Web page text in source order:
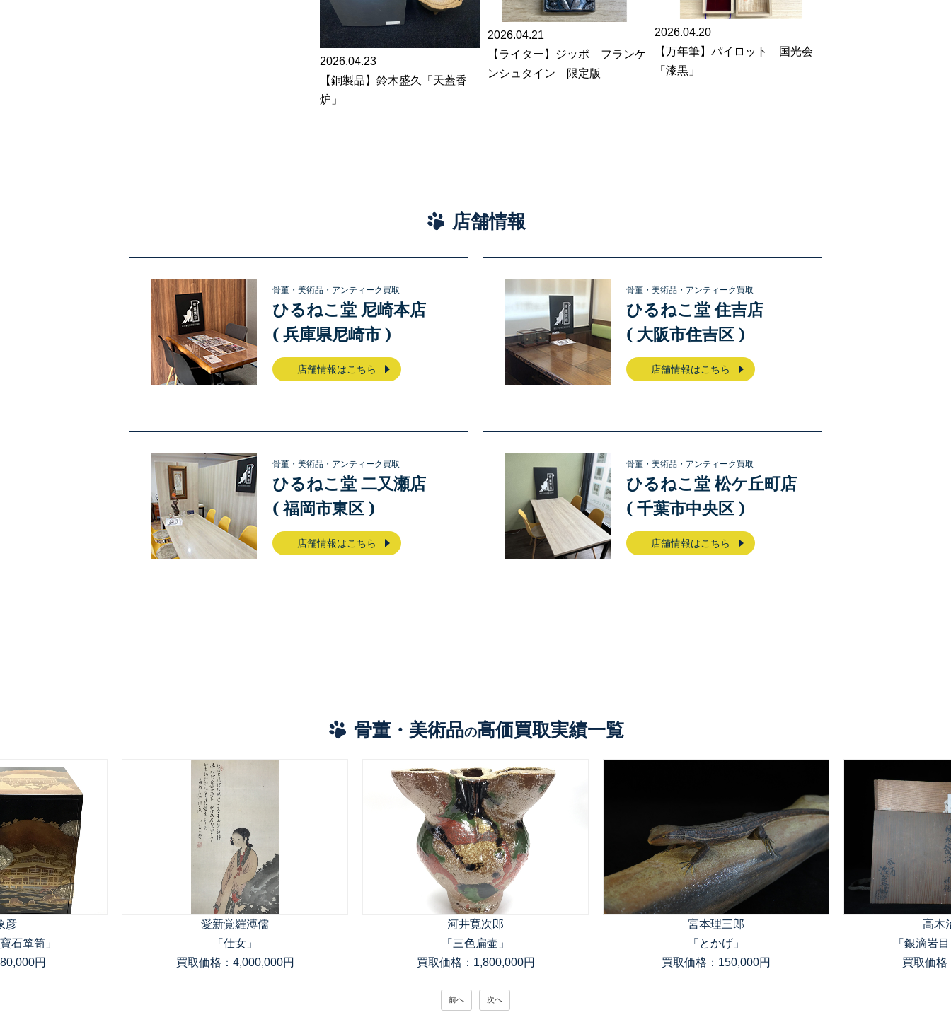
2026.04.23
【銅製品】鈴木盛久「天蓋香
炉」
2026.04.21
【ライター】ジッポ フランケ
ンシュタイン 限定版
2026.04.20
【万年筆】パイロット 国光会
「漆黒」
店舗情報
骨董・美術品・アンティーク買取
ひるねこ堂 尼崎本店
( 兵庫県尼崎市 )
店舗情報はこちら
骨董・美術品・アンティーク買取
ひるねこ堂 住吉店
( 大阪市住吉区 )
店舗情報はこちら
骨董・美術品・アンティーク買取
ひるねこ堂 二又瀬店
( 福岡市東区 )
店舗情報はこちら
骨董・美術品・アンティーク買取
ひるねこ堂 松ケ丘町店
( 千葉市中央区 )
店舗情報はこちら
骨董・美術品の高価買取実績一覧
彦
石箪笥」
円
愛新覚羅溥儒
「仕女」
買取価格：4,000,000円
河井寛次郎
「三色扁壷」
買取価格：1,800,000円
宮本理三郎
「とかげ」
買取価格：150,000円
高木
「銀滴岩
買取価格
前へ 次へ